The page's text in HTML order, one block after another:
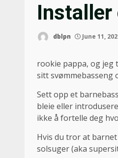
Installer
dblpn June 11,
rookie pappa, og jeg
sitt svømmebasseng
Sett opp et
bleie eller
ikke å fortelle deg
Hvis du tror at
solsuger (aka